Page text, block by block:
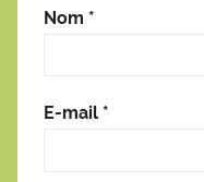
Nom *
E-mail *